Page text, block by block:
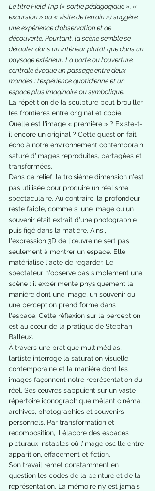
Le titre Field Trip (« sortie pédagogique », «
excursion » ou « visite de terrain ») suggère
une expérience d’observation et de
découverte. Pourtant, la scène semble se
dérouler dans un intérieur plutôt que dans un
paysage extérieur. La porte ou l’ouverture
centrale évoque un passage entre deux
mondes : l’expérience quotidienne et un
espace plus imaginaire ou symbolique.
La répétition de la sculpture peut brouiller
les frontières entre original et copie.
Quelle est l'image « première » ? Existe-t-
il encore un original ? Cette question fait
écho à notre environnement contemporain
saturé d'images reproduites, partagées et
transformées.
Dans ce relief, la troisième dimension n'est
pas utilisée pour produire un réalisme
spectaculaire. Au contraire, la profondeur
reste faible, comme si une image ou un
souvenir était extrait d'une photographie
puis figé dans la matière. Ainsi,
l'expression 3D de l'œuvre ne sert pas
seulement à montrer un espace. Elle
matérialise l'acte de regarder. Le
spectateur n'observe pas simplement une
scène : il expérimente physiquement la
manière dont une image, un souvenir ou
une perception prend forme dans
l'espace. Cette réflexion sur la perception
est au cœur de la pratique de Stephan
Balleux.
À travers une pratique multimédias,
l’artiste interroge la saturation visuelle
contemporaine et la manière dont les
images façonnent notre représentation du
réel. Ses œuvres s’appuient sur un vaste
répertoire iconographique mêlant cinéma,
archives, photographies et souvenirs
personnels. Par transformation et
recomposition, il élabore des espaces
picturaux instables où l’image oscille entre
apparition, effacement et fiction.
Son travail remet constamment en
question les codes de la peinture et de la
représentation. La mémoire n’y est jamais